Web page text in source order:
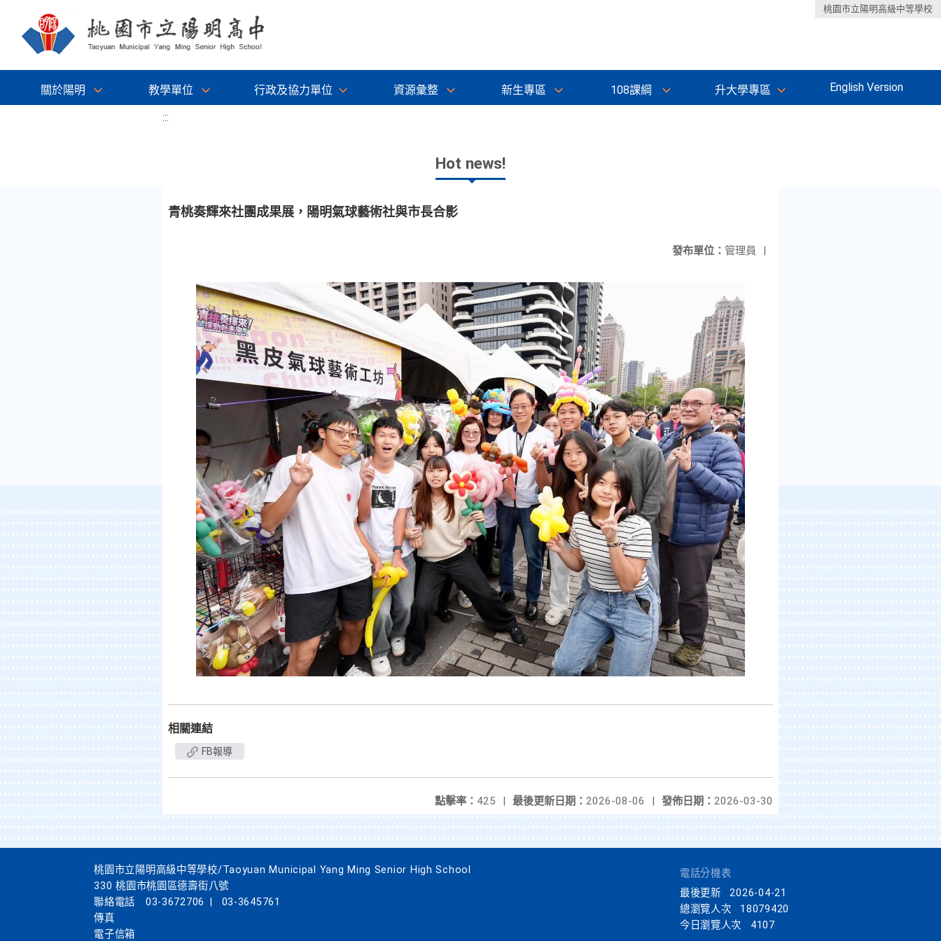
桃園市立陽明高級中等學校
關於陽明 教學單位 行政及協力單位 資源彙整 新生專區 108課綱 升大學專區 English Version
:::
Hot news!
青桃奏輝來社團成果展，陽明氣球藝術社與市長合影
發布單位： 管理員 |
相關連結
FB報導
發佈日期： 2026-03-30
最後更新日期： 2026-08-06 |
點擊率： 425 |
桃園市立陽明高級中等學校/Taoyuan Municipal Yang Ming Senior High School
330 桃園市桃園區德壽街八號
聯絡電話
03-3672706
03-3645761
傳真
電子信箱
電話分機表
最後更新
2026-04-21
總瀏覽人次
18079420
今日瀏覽人次
4107